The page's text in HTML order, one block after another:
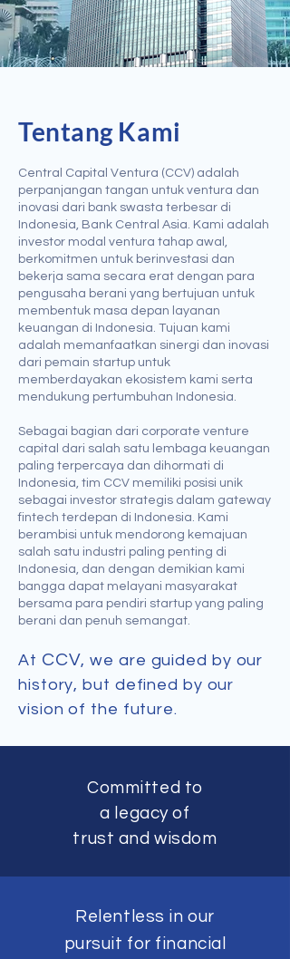
Tentang Kami
Central Capital Ventura (CCV) adalah
perpanjangan tangan untuk ventura dan
inovasi dari bank swasta terbesar di
Indonesia, Bank Central Asia. Kami adalah
investor modal ventura tahap awal,
berkomitmen untuk berinvestasi dan
bekerja sama secara erat dengan para
pengusaha berani yang bertujuan untuk
membentuk masa depan layanan
keuangan di Indonesia. Tujuan kami
adalah memanfaatkan sinergi dan inovasi
dari pemain startup untuk
memberdayakan ekosistem kami serta
mendukung pertumbuhan Indonesia.
Sebagai bagian dari corporate venture
capital dari salah satu lembaga keuangan
paling terpercaya dan dihormati di
Indonesia, tim CCV memiliki posisi unik
sebagai investor strategis dalam gateway
fintech terdepan di Indonesia. Kami
berambisi untuk mendorong kemajuan
salah satu industri paling penting di
Indonesia, dan dengan demikian kami
bangga dapat melayani masyarakat
bersama para pendiri startup yang paling
berani dan penuh semangat.
At CCV, we are guided by our
history, but defined by our
vision of the future.
Committed to
a legacy of
trust and wisdom
Relentless in our
pursuit for financial